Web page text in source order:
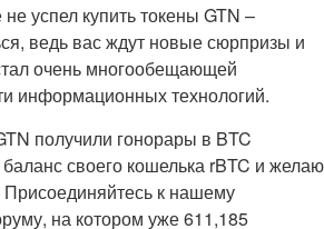
успел купить токены GTN –
ведь вас ждут новые сюрпризы и
очень многообещающей
информационных технологий.
получили гонорары в BTC
своего кошелька rBTC и желаю
к нашему
на котором уже 611,185